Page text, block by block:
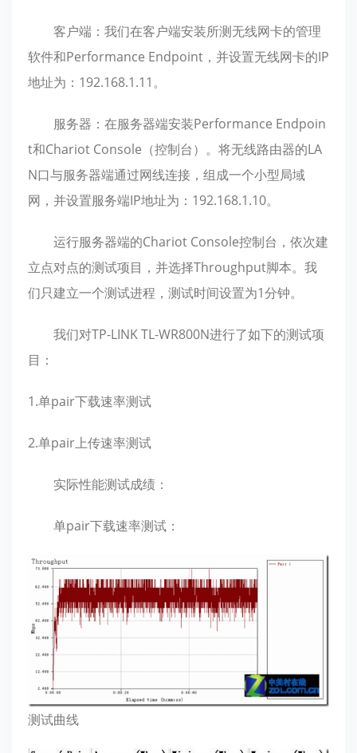
客户端：我们在客户端安装所测无线网卡的管理
软件和Performance Endpoint，并设置无线网卡的IP
地址为：192.168.1.11。
服务器：在服务器端安装Performance Endpoin
t和Chariot Console（控制台）。将无线路由器的LA
N口与服务器端通过网线连接，组成一个小型局域
网，并设置服务端IP地址为：192.168.1.10。
运行服务器端的Chariot Console控制台，依次建
立点对点的测试项目，并选择Throughput脚本。我
们只建立一个测试进程，测试时间设置为1分钟。
我们对TP-LINK TL-WR800N进行了如下的测试项
目：
1.单pair下载速率测试
2.单pair上传速率测试
实际性能测试成绩：
单pair下载速率测试：
测试曲线